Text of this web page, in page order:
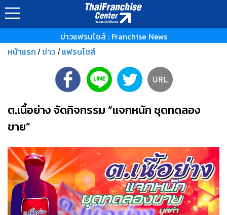
ข่าวแฟรนไชส์ : Franchise News
หน้าแรก / ข่าว / แฟรนไชส์
ต.เนื้อย่าง จัดกิจกรรม “แจกหนัก ชุดทดลอง
ขาย”